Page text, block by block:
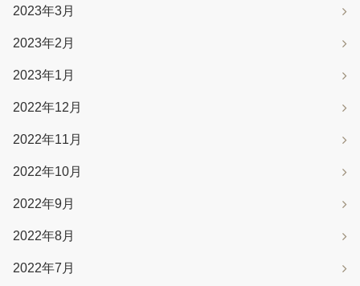
2023年3月
2023年2月
2023年1月
2022年12月
2022年11月
2022年10月
2022年9月
2022年8月
2022年7月